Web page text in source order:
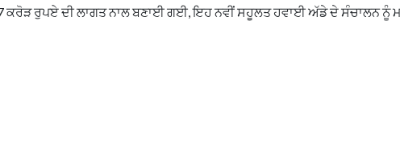
ਕਰੋੜ ਰੁਪਏ ਦੀ ਲਾਗਤ ਨਾਲ ਬਣਾਈ ਗਈ, ਇਹ ਨਵੀਂ ਸਹੂਲਤ ਹਵਾਈ ਅੱਡੇ ਦੇ ਸੰਚਾਲਨ ਨੂੰ